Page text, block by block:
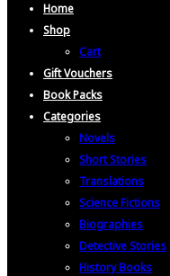
Home
Shop
Cart
Gift Vouchers
Book Packs
Categories
Novels
Short Stories
Translations
Science Fictions
Biographies
Detective Stories
History Books